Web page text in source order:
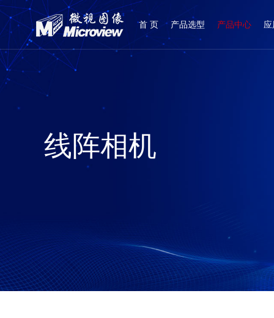
首 页 产品选型 产品中心
注册
线阵相机